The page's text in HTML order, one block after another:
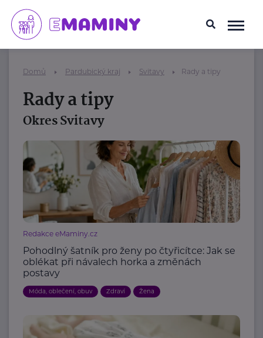
Domů Pardubický kraj Svitavy Rady a tipy
Rady a tipy
Okres Svitavy
Redakce eMaminy.cz
Pohodlný šatník pro ženy po čtyřicítce: Jak se
oblékat při návalech horka a změnách
postavy
Móda, oblečení, obuv Zdraví Žena